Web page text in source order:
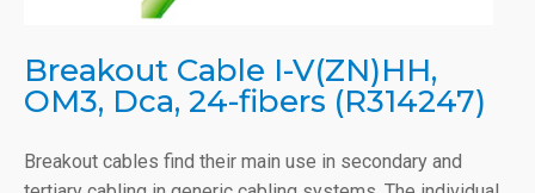
Breakout Cable I-V(ZN)HH,
OM3, Dca, 24-fibers (R314247)
Breakout cables find their main use in secondary and